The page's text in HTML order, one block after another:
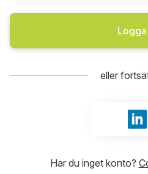
eller
Har du inget konto?